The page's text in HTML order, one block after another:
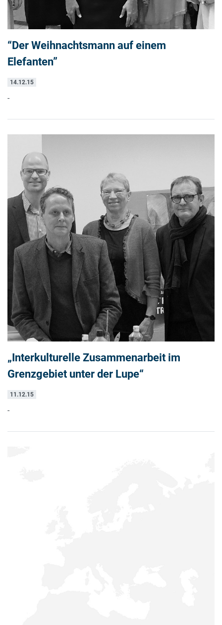
“Der Weihnachtsmann auf einem
Elefanten”
14.12.15
-
„Interkulturelle Zusammenarbeit im
Grenzgebiet unter der Lupe“
11.12.15
-